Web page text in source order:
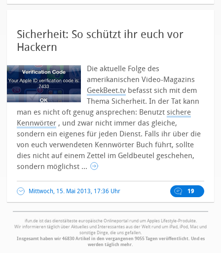
Sicherheit: So schützt ihr euch vor
Hackern
Die aktuelle Folge des
amerikanischen Video-Magazins
GeekBeet.tv befasst sich mit dem
Thema Sicherheit. In der Tat kann
man es nicht oft genug ansprechen: Benutztsichere
Kennwörter , und zwar nicht immer das gleiche,
sondern ein eigenes für jeden Dienst. Falls ihr über die
von euch verwendeten Kennwörter Buch führt, sollte
dies nicht auf einem Zettel im Geldbeutel geschehen,
sondern möglichst ...
Mittwoch, 15. Mai 2013, 17:36 Uhr 19
ifun.de ist das dienstälteste europäische Onlineportal rund um Apples Lifestyle-Produkte.
Wir informieren täglich über Aktuelles und Interessantes aus der Welt rund um iPad, iPod, Mac und
sonstige Dinge, die uns gefallen.
Insgesamt haben wir 46830 Artikel in den vergangenen 9055 Tagen veröffentlicht. Und es
werden täglich mehr.